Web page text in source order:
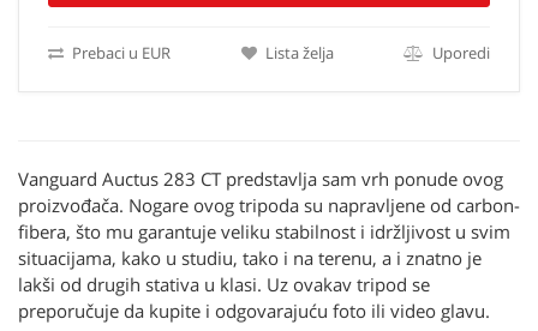
Prebaci u EUR Lista želja Uporedi
Vanguard Auctus 283 CT predstavlja sam vrh ponude ovog
proizvođača. Nogare ovog tripoda su napravljene od carbon-
fibera, što mu garantuje veliku stabilnost i idržljivost u svim
situacijama, kako u studiu, tako i na terenu, a i znatno je
lakši od drugih stativa u klasi. Uz ovakav tripod se
preporučuje da kupite i odgovarajuću foto ili video glavu.